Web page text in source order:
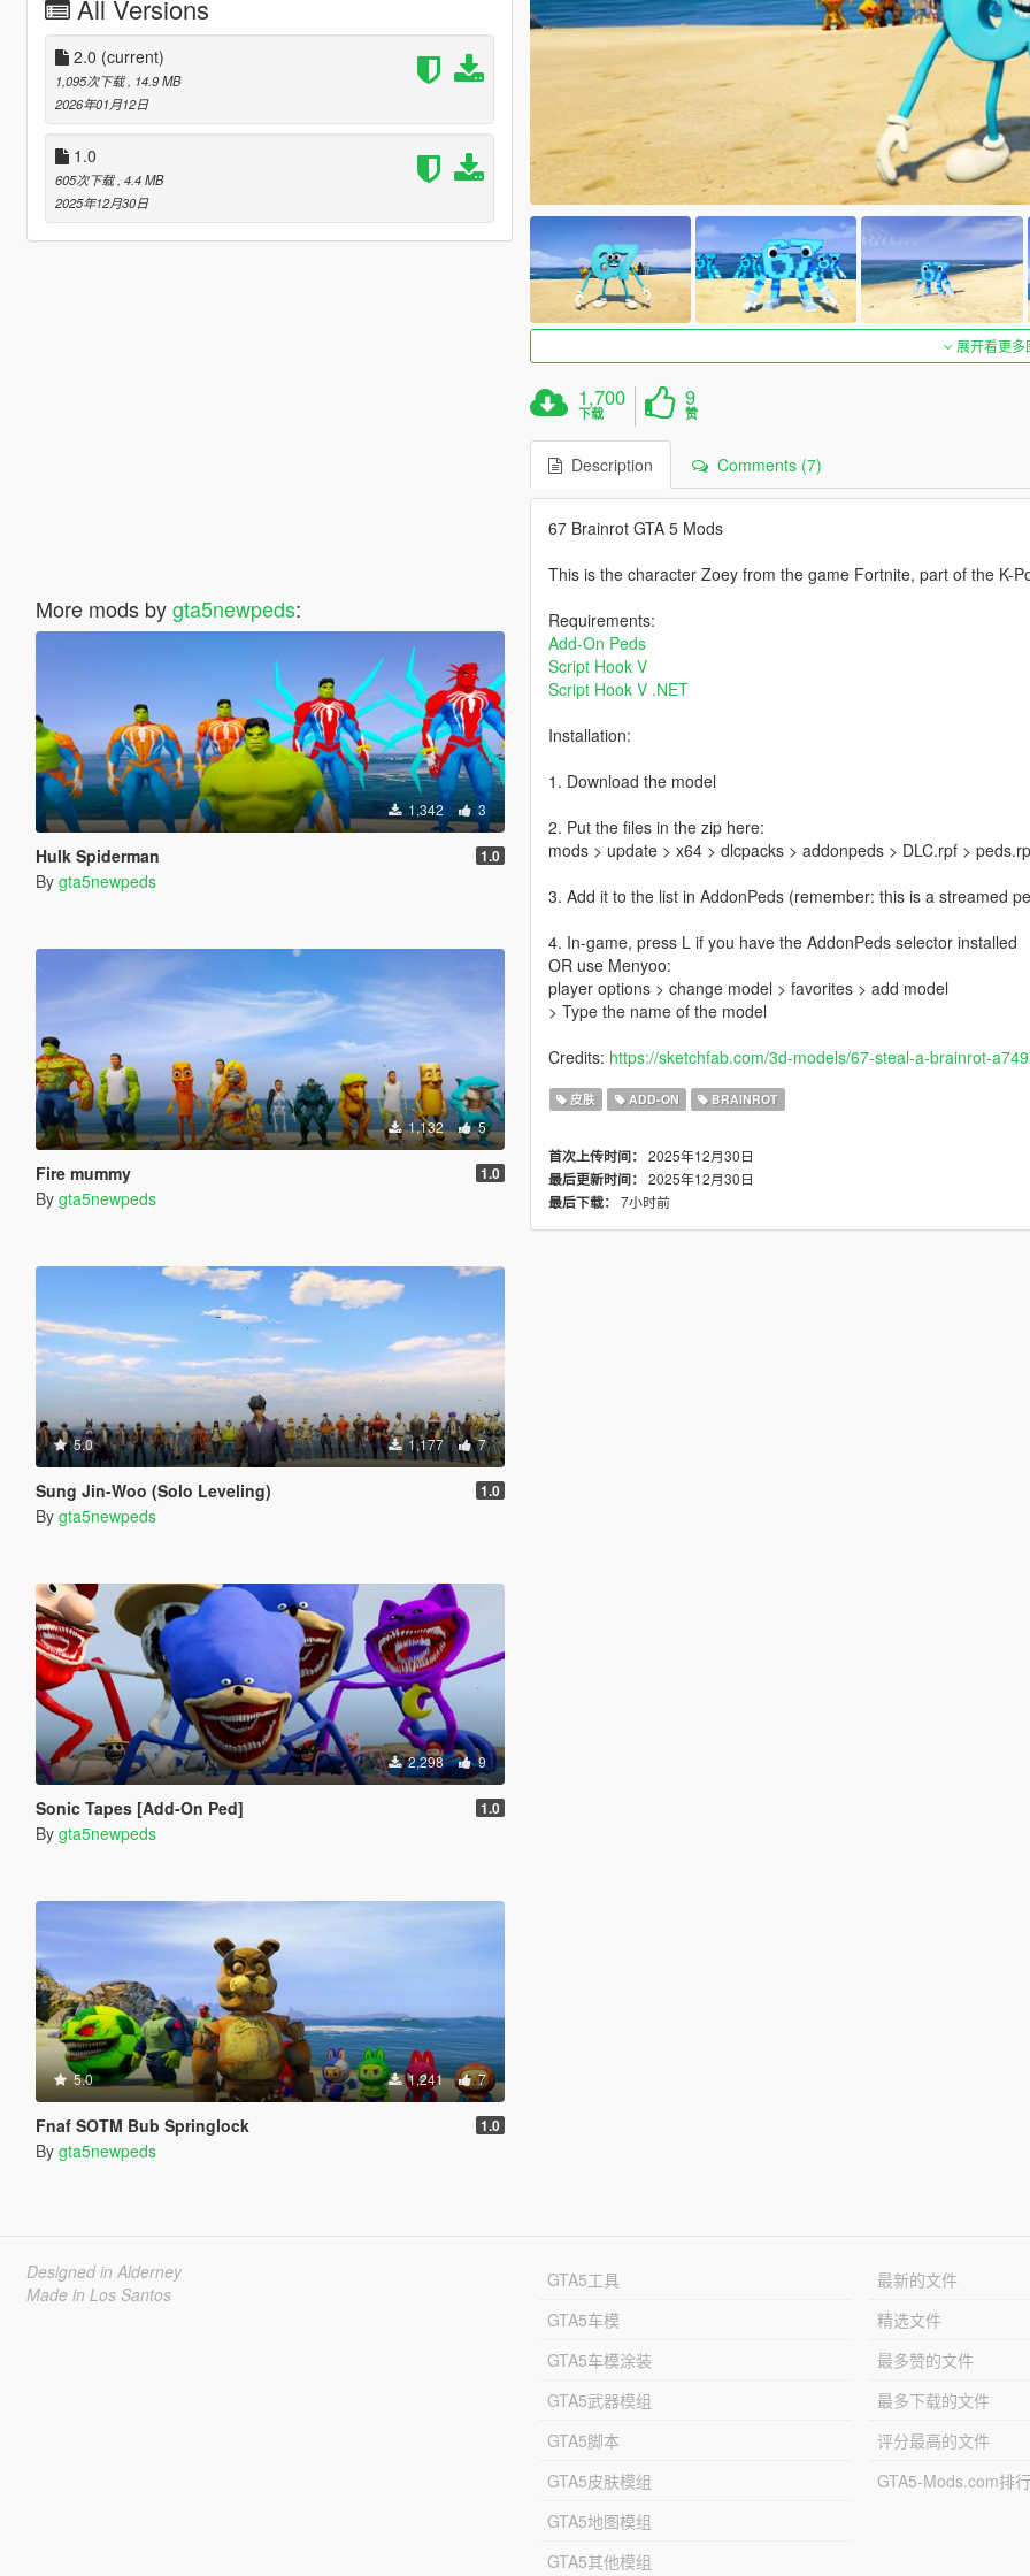
All Versions
2.0 (current)
1,095次下载 , 14.9 MB
2026年01月12日
1.0
605次下载 , 4.4 MB
2025年12月30日
More mods bygta5newpeds:
1,342 3
Hulk Spiderman 1.0
By gta5newpeds
1,132 5
Fire mummy 1.0
By gta5newpeds
5.0 1,177 7
Sung Jin-Woo (Solo Leveling) 1.0
By gta5newpeds
2,298 9
Sonic Tapes [Add-On Ped] 1.0
By gta5newpeds
5.0 1,241 7
Fnaf SOTM Bub Springlock 1.0
By gta5newpeds
展开看更
1,700
下载
9
赞
Description Comments (7)
67 Brainrot GTA 5 Mods
This is the character Zoey from the game Fortnite, part of the K-
Requirements:
Add-On Peds
Script Hook V
Script Hook V .NET
Installation:
1. Download the model
2. Put the files in the zip here:
mods > update > x64 > dlcpacks > addonpeds > DLC.rpf >
3. Add it to the list in AddonPeds (remember: this is a streamed
4. In-game, press L if you have the AddonPeds selector installed
OR use Menyoo:
player options > change model > favorites > add model
> Type the name of the model
Credits: https://sketchfab.com/3d-models/67-steal-a-brainrot-
皮肤 ADD-ON BRAINROT
首次上传时间： 2025年12月30日
最后更新时间： 2025年12月30日
最后下载： 7小时前
Designed in Alderney
Made in Los Santos
GTA5工具
GTA5车模
GTA5车模涂装
GTA5武器模组
GTA5脚本
GTA5皮肤模组
GTA5地图模组
GTA5其他模组
最新的文件
精选文件
最多赞的文件
最多下载的文件
评分最高的文件
GTA5-Mods.com排